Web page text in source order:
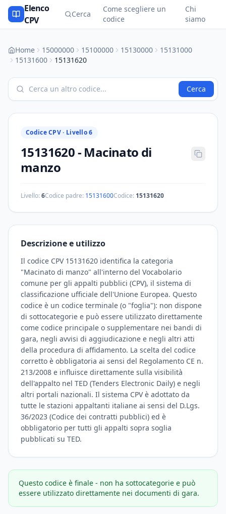
Elenco
CPV
Cerca
Come scegliere un
codice
Chi
siamo
Home 15000000 15100000 15130000
15131000
15131600
15131620
Cerca
Codice CPV · Livello 6
15131620- Macinato di
manzo
Livello:6Codice padre: 15131600Codice: 15131620
Descrizione e utilizzo
Il codice CPV 15131620 identifica la categoria
"Macinato di manzo" all'interno del Vocabolario
comune per gli appalti pubblici (CPV), il sistema di
classificazione ufficiale dell'Unione Europea. Questo
codice è un codice terminale (o "foglia"): non dispone
di sottocategorie e può essere utilizzato direttamente
come codice principale o supplementare nei bandi di
gara, negli avvisi di aggiudicazione e negli altri atti
della procedura di affidamento. La scelta del codice
corretto è obbligatoria ai sensi del Regolamento CE n.
213/2008 e influisce direttamente sulla visibilità
dell'appalto nel TED (Tenders Electronic Daily) e negli
altri portali nazionali. Il sistema CPV è adottato da
tutte le stazioni appaltanti italiane ai sensi del D.Lgs.
36/2023 (Codice dei contratti pubblici) ed è
obbligatorio per tutti gli appalti sopra soglia
pubblicati su TED.
Questo codice è finale - non ha sottocategorie e può
essere utilizzato direttamente nei documenti di gara.